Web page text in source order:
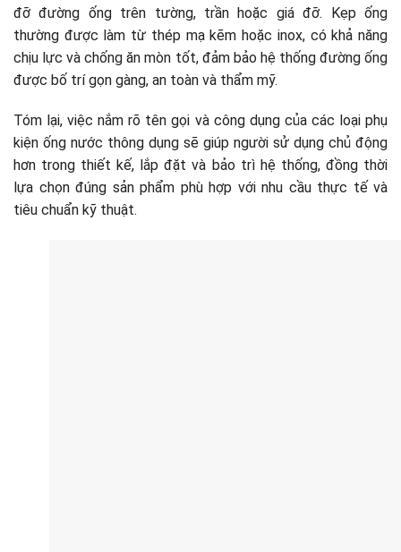
đỡ đường ống trên tường, trần hoặc giá đỡ. Kẹp ống
thường được làm từ thép mạ kẽm hoặc inox, có khả năng
chịu lực và chống ăn mòn tốt, đảm bảo hệ thống đường ống
được bố trí gọn gàng, an toàn và thẩm mỹ.
Tóm lại, việc nắm rõ tên gọi và công dụng của các loại phụ
kiện ống nước thông dụng sẽ giúp người sử dụng chủ động
hơn trong thiết kế, lắp đặt và bảo trì hệ thống, đồng thời
lựa chọn đúng sản phẩm phù hợp với nhu cầu thực tế và
tiêu chuẩn kỹ thuật.